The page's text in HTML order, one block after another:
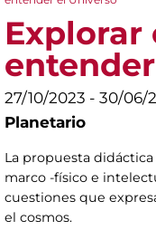
Explorar
27/10/2023 - 30/06/
Planetario
La propuesta
marco -físico e
cuestiones que
el cosmos.